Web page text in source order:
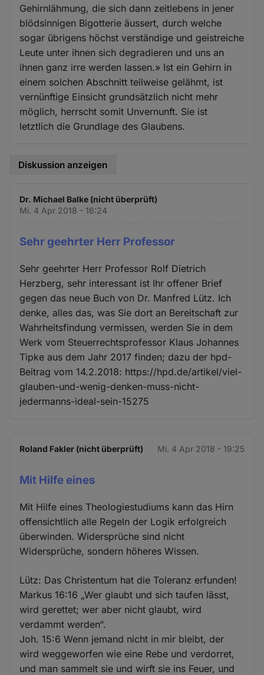
Gehirnlähmung, die sich dann zeitlebens in jener
blödsinnigen Bigotterie äussert, durch welche
sogar übrigens höchst verständige und geistreiche
Leute unter ihnen sich degradieren und uns an
ihnen ganz irre werden lassen.» Ist ein Gehirn in
einem solchen Abschnitt teilweise gelähmt, ist
vernünftige Einsicht grundsätzlich nicht mehr
möglich, herrscht somit Unvernunft. Sie ist
letztlich die Grundlage des Glaubens.
Diskussion anzeigen
Dr. Michael Balke (nicht überprüft)
Mi. 4 Apr 2018 - 16:24
Sehr geehrter Herr Professor
Sehr geehrter Herr Professor Rolf Dietrich
Herzberg, sehr interessant ist Ihr offener Brief
gegen das neue Buch von Dr. Manfred Lütz. Ich
denke, alles das, was Sie dort an Bereitschaft zur
Wahrheitsfindung vermissen, werden Sie in dem
Werk vom Steuerrechtsprofessor Klaus Johannes
Tipke aus dem Jahr 2017 finden; dazu der hpd-
Beitrag vom 14.2.2018: https://hpd.de/artikel/viel-
glauben-und-wenig-denken-muss-nicht-
jedermanns-ideal-sein-15275
Roland Fakler (nicht überprüft) Mi. 4 Apr 2018 - 19:25
Mit Hilfe eines
Mit Hilfe eines Theologiestudiums kann das Hirn
offensichtlich alle Regeln der Logik erfolgreich
überwinden. Widersprüche sind nicht
Widersprüche, sondern höheres Wissen.
Lütz: Das Christentum hat die Toleranz erfunden!
Markus 16:16 „Wer glaubt und sich taufen lässt,
wird gerettet; wer aber nicht glaubt, wird
verdammt werden“.
Joh. 15:6 Wenn jemand nicht in mir bleibt, der
wird weggeworfen wie eine Rebe und verdorret,
und man sammelt sie und wirft sie ins Feuer, und